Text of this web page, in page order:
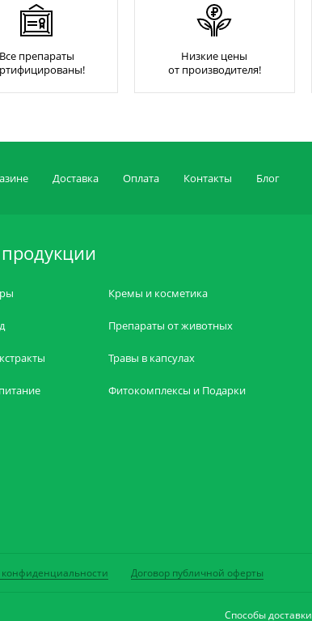
Все препараты
Низкие цены
от производителя!
Доставка Оплата Контакты Блог
продукции
Кремы и косметика
Препараты от животных
Травы в капсулах
Фитокомплексы и Подарки
Договор публичной оферты
Способы доставки